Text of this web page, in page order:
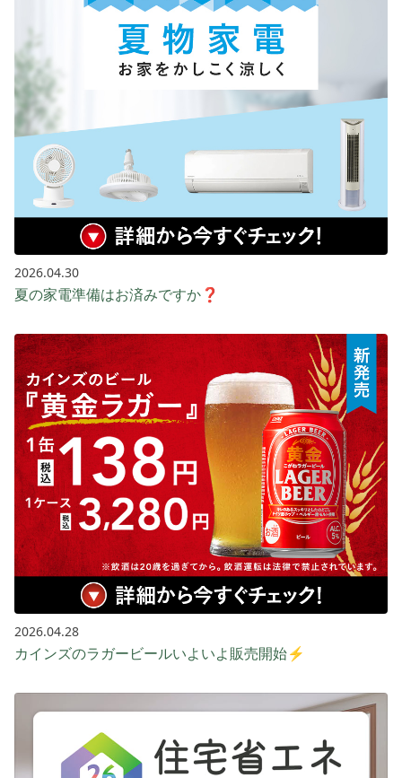
2026.04.30
夏の家電準備はお済みですか❓
2026.04.28
カインズのラガービールいよいよ販売開始⚡️